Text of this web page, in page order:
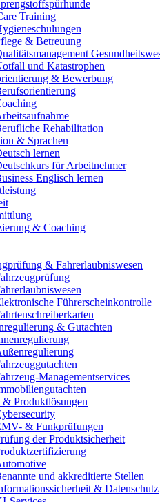
Training
& Betreuung
und Katastrophen
& Bewerbung
Rehabilitation
& Sprachen
lernen
für Arbeitnehmer
Englisch lernen
& Coaching
& Fahrerlaubniswesen
Führerscheinkontrolle
& Gutachten
Managementservices
Produktlösungen
& Funkprüfungen
der Produktsicherheit
und akkreditierte Stellen
& Datenschutz